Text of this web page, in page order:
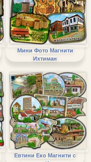
Мини Фото Магнити
Ихтиман
Евтини Еко Магнити с